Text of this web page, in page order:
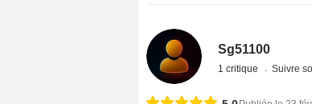
Sg51100
1 critique Suivre